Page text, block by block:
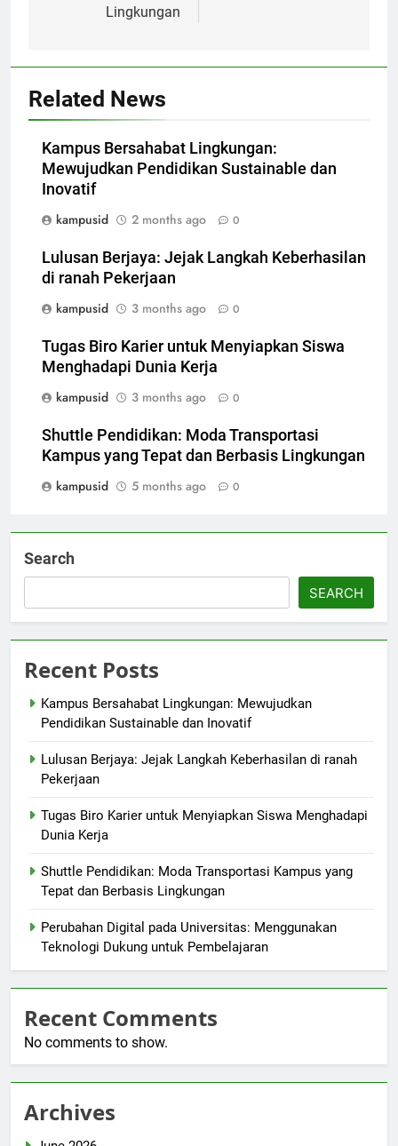
Lingkungan
Related News
Kampus Bersahabat Lingkungan:
Mewujudkan Pendidikan Sustainable dan
Inovatif
kampusid
2 months ago 0
Lulusan Berjaya: Jejak Langkah Keberhasilan
di ranah Pekerjaan
kampusid
3 months ago 0
Tugas Biro Karier untuk Menyiapkan Siswa
Menghadapi Dunia Kerja
kampusid
3 months ago 0
Shuttle Pendidikan: Moda Transportasi
Kampus yang Tepat dan Berbasis Lingkungan
kampusid
5 months ago 0
Search
SEARCH
Recent Posts
Kampus Bersahabat Lingkungan: Mewujudkan
Pendidikan Sustainable dan Inovatif
Lulusan Berjaya: Jejak Langkah Keberhasilan di ranah
Pekerjaan
Tugas Biro Karier untuk Menyiapkan Siswa Menghadapi
Dunia Kerja
Shuttle Pendidikan: Moda Transportasi Kampus yang
Tepat dan Berbasis Lingkungan
Perubahan Digital pada Universitas: Menggunakan
Teknologi Dukung untuk Pembelajaran
Recent Comments
No comments to show.
Archives